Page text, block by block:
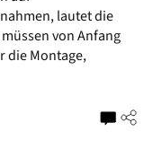
lautet die
von Anfang
die Montage,